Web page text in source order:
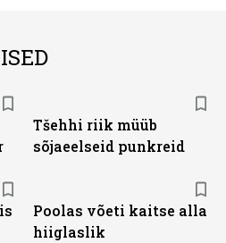
Tšehhi riik müüb
sõjaeelseid punkreid
Poolas võeti kaitse alla
hiiglaslik